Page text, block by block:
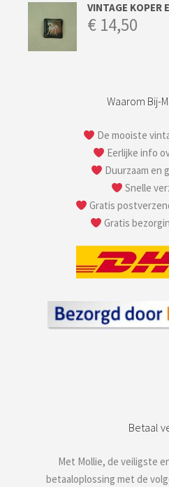
VINTAGE KOPER
€ 14,50
Waarom Bij-
De mooiste
Eerlijke info
Duurzaam en
Snelle
Gratis
Gratis
Betaal
Met Mollie, de veiligste
betaaloplossing met de